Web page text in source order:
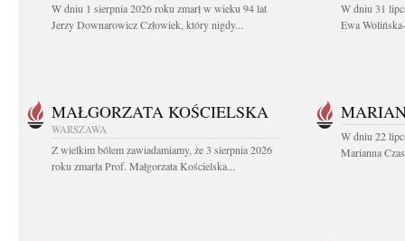
W dniu 1 sierpnia 2026 roku zmarł w wieku 94 lat
Jerzy Downarowicz Człowiek, który nigdy...
W dniu 31
Ewa
MAŁGORZATA KOŚCIELSKA
WARSZAWA
Z wielkim bólem zawiadamiamy, że 3 sierpnia 2026
roku zmarła Prof. Małgorzata Kościelska...
W dniu 22
Marianna